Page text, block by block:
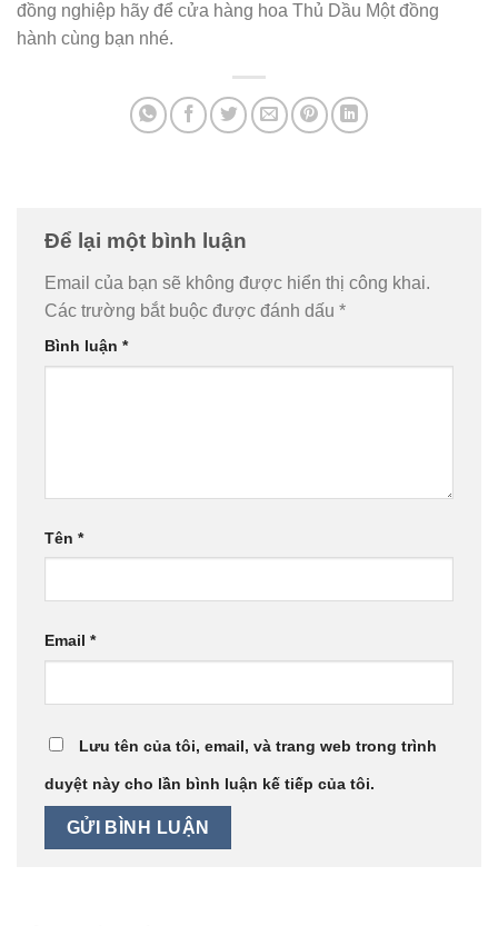
đồng nghiệp hãy để cửa hàng hoa Thủ Dầu Một đồng
hành cùng bạn nhé.
Để lại một bình luận
Email của bạn sẽ không được hiển thị công khai.
Các trường bắt buộc được đánh dấu *
Bình luận *
Tên *
Email *
Lưu tên của tôi, email, và trang web trong trình
duyệt này cho lần bình luận kế tiếp của tôi.